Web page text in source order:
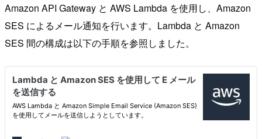
Amazon API Gateway と AWS Lambda を使用し、Amazon
SES によるメール通知を行います。Lambda と Amazon
SES 間の構成は以下の手順を参照しました。